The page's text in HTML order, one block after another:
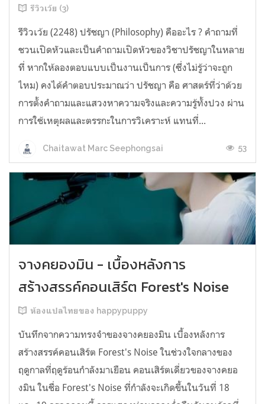
รีวิวเว้ย (3)
รีวิวเว้ย (2248) ปรัชญา (Philosophy) คืออะไร ? คำถามที่
ชวนเปิดหัวและเป็นคำถามเปิดหัวของวิชาปรัชญาในหลาย
ที่ หากให้ลองตอบแบบเป็นงานเป็นการ (ซึ่งไม่รู้ว่าจะถูก
ไหม) คงได้คำตอบประมาณว่า ปรัชญา คือ ศาสตร์ที่ว่าด้วย
การตั้งคำถามและแสวงหาความจริงและความรู้ทั้งปวง ผ่าน
การใช้เหตุผลและตรรกะในการวิเคราะห์ แทนที่...
Chaitawat Marc Seephongsai 53
จางคยองมิน - เบื้องหลังการ
สร้างสรรค์คอนเสิร์ต Forest's Noise
ห้องแปลไทยของ happypuppy
บันทึกจากความทรงจำของจางคยองมิน เบื้องหลังการ
สร้างสรรค์คอนเสิร์ต Forest's Noise ในช่วงใจกลางของ
ฤดูกาลที่ฤดูร้อนกำลังมาเยือน คอนเสิร์ตเดี่ยวของจางคยอ
งมิน ในชื่อ Forest's Noise ที่กำลังจะเกิดขึ้นในวันที่ 18